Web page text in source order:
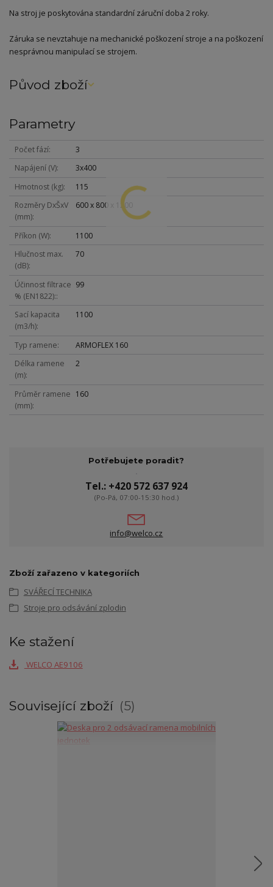
Na stroj je poskytována standardní záruční doba 2 roky.
Záruka se nevztahuje na mechanické poškození stroje a na poškození
nesprávnou manipulací se strojem.
Původ zboží
Parametry
Počet fází
3
Napájení (V)
3x400
Hmotnost (kg)
115
Rozměry DxŠxV
(mm)
600 x 800 x 1200
Příkon (W)
1100
Hlučnost max.
(dB)
70
Účinnost filtrace
% (EN1822):
99
Sací kapacita
(m3/h)
1100
Typ ramene
ARMOFLEX 160
Délka ramene
(m)
2
Průměr ramene
(mm)
160
Potřebujete poradit?
Tel.: +420 572 637 924
(Po-Pá, 07:00-15:30 hod.)
info@welco.cz
Zboží zařazeno v kategoriích
SVÁŘECÍ TECHNIKA
Stroje pro odsávání zplodin
Ke stažení
WELCO AE9106
Související zboží 5